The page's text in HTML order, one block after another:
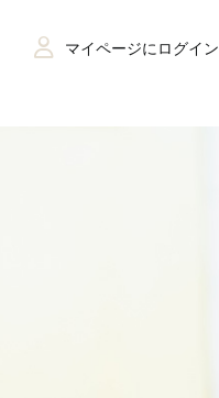
マイページにログイン